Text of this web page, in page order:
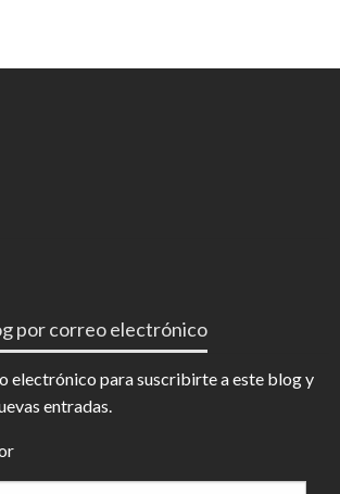
por correo electrónico
electrónico para suscribirte a este blog y
entradas.